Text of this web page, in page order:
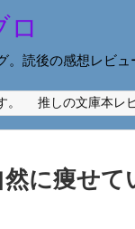
ロ
。読後の感想レビュ
推しの文庫本レ
に痩せて